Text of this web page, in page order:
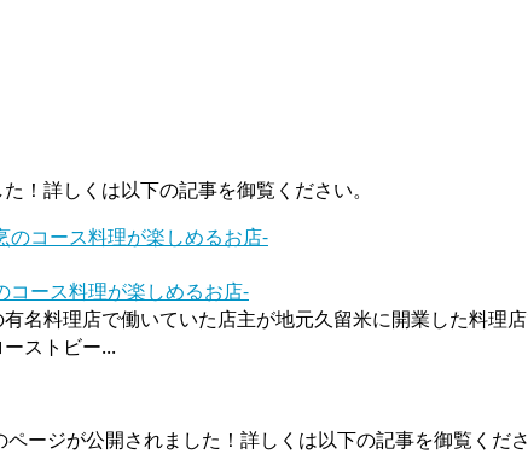
！詳しくは以下の記事を御覧ください。
コース料理が楽しめるお店-
名料理店で働いていた店主が地元久留米に開業した料理
ストビー...
ージが公開されました！詳しくは以下の記事を御覧くださ